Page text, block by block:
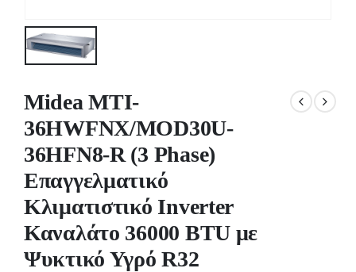
Midea MTI-
36HWFNX/MOD30U-
36HFN8-R (3 Phase)
Επαγγελματικό
Κλιματιστικό Inverter
Καναλάτο 36000 BTU με
Ψυκτικό Υγρό R32